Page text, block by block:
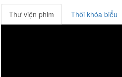
Thư viện phim Thời khóa biểu